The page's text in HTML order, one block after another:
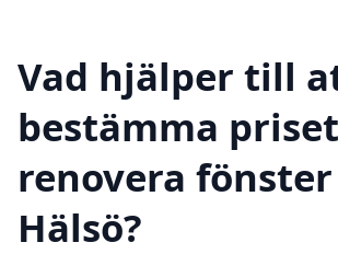
Vad hjälper till
bestämma
renovera
Hälsö?